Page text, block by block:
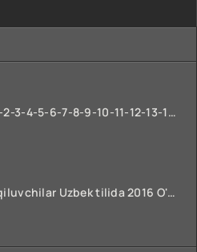
Dokon yulduzi 1-2-3-4-5-6-7-8-9-10-11-12-13-14-15-16-17 Qism Uzbek tilida koreya seryali barcha qismlari o'zbek tilida
Oz joniga qasd qiluvchilar Uzbek tilida 2016 O'zbekcha tarjima kino 720p HD skachat